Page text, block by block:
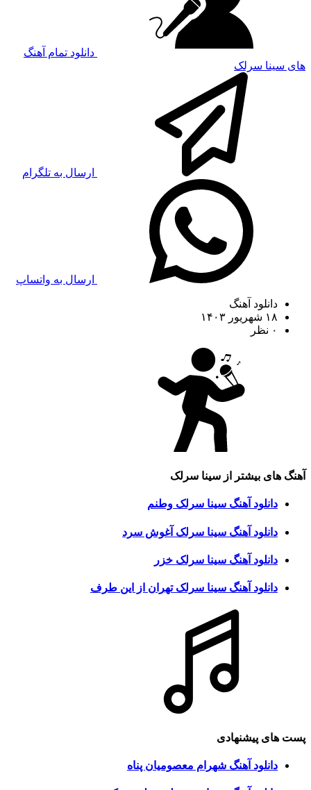
دانلود تمام آهنگ
های سینا سرلک
ارسال به تلگرام
ارسال به واتساپ
دانلود آهنگ
۱۸ شهریور ۱۴۰۳
۰ نظر
آهنگ های بیشتر از سینا سرلک
دانلود آهنگ سینا سرلک وطنم
دانلود آهنگ سینا سرلک آغوش سرد
دانلود آهنگ سینا سرلک خزر
دانلود آهنگ سینا سرلک تهران از این طرف
پست های پیشنهادی
دانلود آهنگ شهرام معصومیان پناه